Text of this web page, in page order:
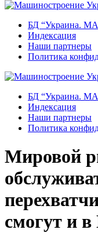
БД “Украина.
Индекcация
Наши партнеры
Политика
БД “Украина.
Индекcация
Наши партнеры
Политика
Мировой
смогут и